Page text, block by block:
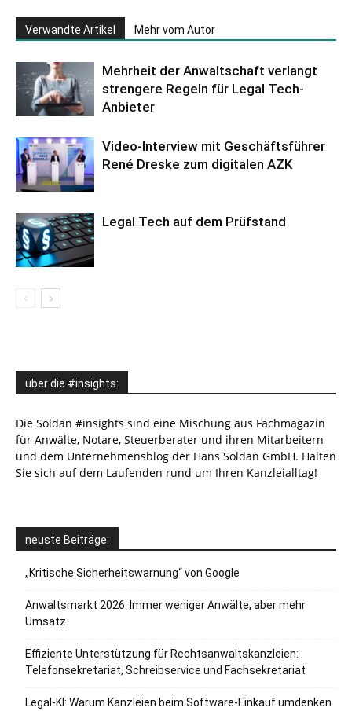
Verwandte Artikel Mehr vom Autor
Mehrheit der Anwaltschaft verlangt
strengere Regeln für Legal Tech-
Anbieter
Video-Interview mit Geschäftsführer
René Dreske zum digitalen AZK
Legal Tech auf dem Prüfstand
über die #insights:
Die Soldan #insights sind eine Mischung aus Fachmagazin
für Anwälte, Notare, Steuerberater und ihren Mitarbeitern
und dem Unternehmensblog der Hans Soldan GmbH. Halten
Sie sich auf dem Laufenden rund um Ihren Kanzleialltag!
neuste Beiträge:
„Kritische Sicherheitswarnung“ von Google
Anwaltsmarkt 2026: Immer weniger Anwälte, aber mehr
Umsatz
Effiziente Unterstützung für Rechtsanwaltskanzleien:
Telefonsekretariat, Schreibservice und Fachsekretariat
Legal-KI: Warum Kanzleien beim Software-Einkauf umdenken